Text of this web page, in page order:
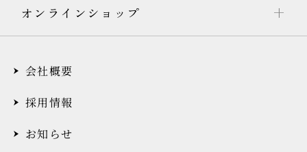
オンラインショップ
会社概要
採用情報
お知らせ